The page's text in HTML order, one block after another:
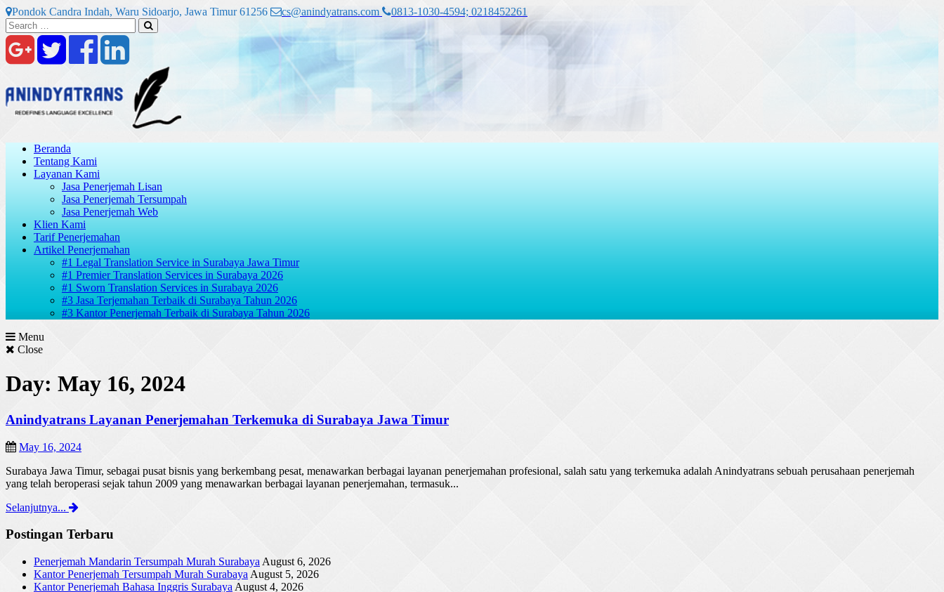
Skip
to
content
Pondok Candra Indah, Waru Sidoarjo, Jawa Timur 61256 cs@anindyatrans.com
0813-1030-4594; 0218452261
Search
for:
Beranda
Tentang Kami
Layanan Kami
Jasa Penerjemah Lisan
Jasa Penerjemah Tersumpah
Jasa Penerjemah Web
Klien Kami
Tarif Penerjemahan
Artikel Penerjemahan
#1 Legal Translation Service in Surabaya Jawa Timur
#1 Premier Translation Services in Surabaya 2026
#1 Sworn Translation Services in Surabaya 2026
#3 Jasa Terjemahan Terbaik di Surabaya Tahun 2026
#3 Kantor Penerjemah Terbaik di Surabaya Tahun 2026
Menu
Close
Day: May 16, 2024
Anindyatrans Layanan Penerjemahan Terkemuka di Surabaya Jawa Timur
May 16, 2024
Surabaya Jawa Timur, sebagai pusat bisnis yang berkembang pesat, menawarkan berbagai layanan penerjemahan profesional, salah satu yang terkemuka adalah Anindyatrans sebuah perusahaan penerjemah
yang telah beroperasi sejak tahun 2009 yang menawarkan berbagai layanan penerjemahan, termasuk...
Selanjutnya...
Postingan Terbaru
Penerjemah Mandarin Tersumpah Murah Surabaya August 6, 2026
Kantor Penerjemah Tersumpah Murah Surabaya August 5, 2026
Kantor Penerjemah Bahasa Inggris Surabaya August 4, 2026